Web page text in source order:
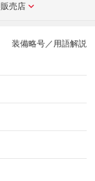
販売店
装備略号／用語解説